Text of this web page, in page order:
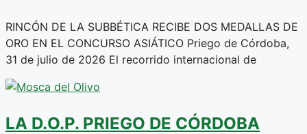
RINCÓN DE LA SUBBÉTICA RECIBE DOS MEDALLAS DE
ORO EN EL CONCURSO ASIÁTICO Priego de Córdoba,
31 de julio de 2026 El recorrido internacional de
LA D.O.P. PRIEGO DE CÓRDOBA